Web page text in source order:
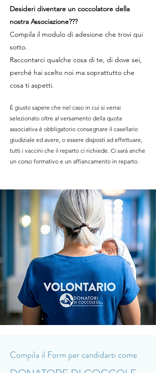
Desideri diventare un coccolatore della
nostra Associazione???
Compila il modulo di adesione che trovi qui
sotto.
Raccontarci qualche cosa di te, di dove sei,
perché hai scelto noi ma soprattutto che
cosa ti aspetti.
È giusto sapere che nel caso in cui si verrai
selezionato oltre al versamento della quota
associativa è obbligatorio consegnare il casellario
giudiziale ed avere, o essere disposti ad effettuare,
tutti i vaccini che il reparto ci richiede. Ci sarà anche
un corso formativo e un affiancamento in reparto.
Compila il Form per candidarti come